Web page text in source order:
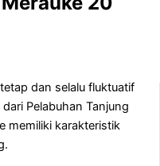
dan selalu fluktuatif
Pelabuhan Tanjung
memiliki karakteristik